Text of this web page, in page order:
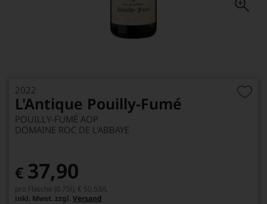
2022
L'Antique Pouilly-Fumé
POUILLY-FUMÉ AOP
DOMAINE ROC DE L'ABBAYE
€ 37,90
pro Flasche (0.75l), € 50,53/L
inkl. Mwst. zzgl. Versand